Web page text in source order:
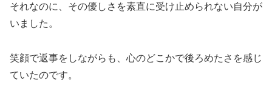
それなのに、その優しさを素直に受け止められない自分が
いました。
笑顔で返事をしながらも、心のどこかで後ろめたさを感じ
ていたのです。